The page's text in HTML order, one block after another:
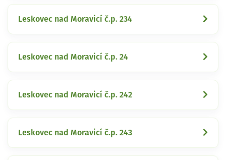
Leskovec nad Moravicí č.p. 234
Leskovec nad Moravicí č.p. 24
Leskovec nad Moravicí č.p. 242
Leskovec nad Moravicí č.p. 243